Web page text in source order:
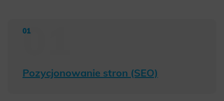
Pozycjonowanie stron (SEO)